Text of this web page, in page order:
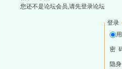
您还不是论坛会员,请先登录论坛
登录
密
隐